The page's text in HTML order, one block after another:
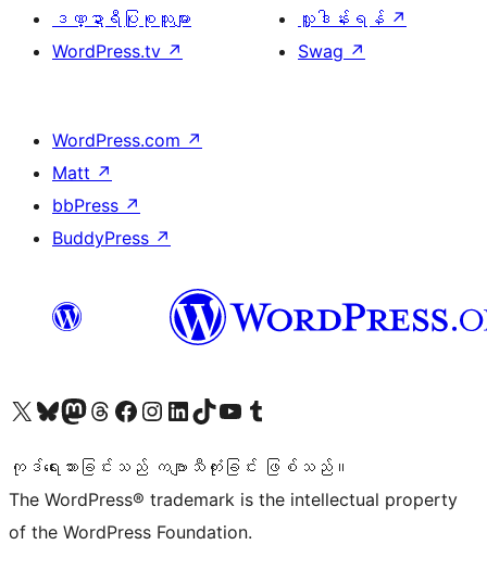
ဒဏ္ဍာရီပြုစုသူများ
WordPress.tv ↗
လှူဒါန်းရန် ↗
Swag ↗
WordPress.com ↗
Matt ↗
bbPress ↗
BuddyPress ↗
ကျွန်ုပ်တို့၏ X (ယခင် Twitter) အကောင့်သို့ သွားရောက်ကြည့်ရှုပါကျွန်ုပ်တို့၏ Bluesky အကောင့်သို့ ဝင်ရောက်ကြည့်ရှုရန်
ကျွန်ုပ်တို့၏ Mastodon အကောင့်သို့ သွားရောက်ကြည့်ရှုပါကျွန်ုပ်တို့၏ Threads အကောင့်သို့ ဝင်ရောက်ကြည့်ရှုရန်
ကျွန်ုပ်တို့၏ Facebook စာမျက်နှာသို့ သွားရောက်ကြည့်ရှုပါကျွန်ုပ်တို့၏ Instagram အကောင့်သို့ သွားရောက်ကြည့်ရှုပါ ကျွန်ုပ်တို့၏ LinkedIn အကောင့်သို့ သွားရောက်ကြည့်ရှုပါကျွန်ုပ်တို့၏ TikTok အကောင့်သို့ ဝင်ရောက်ကြည့်ရှုရန်
ကျွန်ုပ်တို့၏ YouTube ချန်နယ်သို့ သွားရောက်ကြည့်ရှုပါ ကျွန်ုပ်တို့၏ Tumblr အကောင့်သို့ ဝင်ရောက်ကြည့်ရှုရန်
ကုဒ်ရေးသားခြင်းသည် ကဗျာသီကုံးခြင်း ဖြစ်သည်။
The WordPress® trademark is the intellectual property
of the WordPress Foundation.